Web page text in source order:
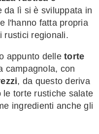
da lì si è sviluppata in
l'hanno fatta propria
rustici regionali.
appunto delle torte
campagnola, con
, da questo deriva
torte rustiche salate
ingredienti anche gli